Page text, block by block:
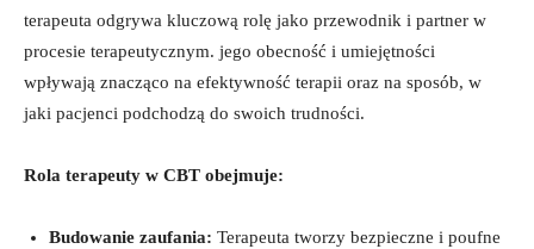
terapeuta odgrywa kluczową​ rolę jako przewodnik i⁤ partner w
procesie terapeutycznym. jego obecność i ⁣umiejętności⁣
wpływają znacząco na⁢ efektywność terapii oraz⁤ na sposób, ‌w
jaki pacjenci ‍podchodzą do swoich‍ trudności.
Rola terapeuty ‍w CBT obejmuje:
Budowanie⁤ zaufania: Terapeuta⁢ tworzy bezpieczne i poufne